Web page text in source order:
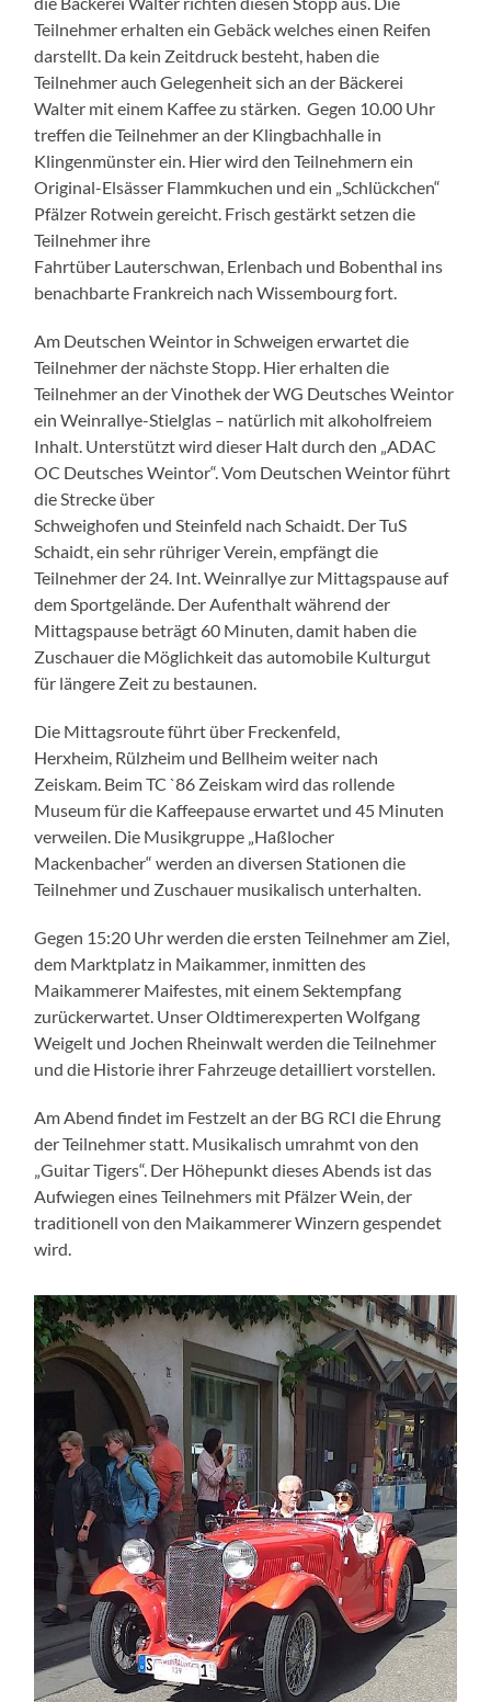
Teilnehmer erhalten ein Gebäck welches einen Reifen
darstellt. Da kein Zeitdruck besteht, haben die
Teilnehmer auch Gelegenheit sich an der Bäckerei
Walter mit einem Kaffee zu stärken. Gegen 10.00 Uhr
treffen die Teilnehmer an der Klingbachhalle in
Klingenmünster ein. Hier wird den Teilnehmern ein
Original-Elsässer Flammkuchen und ein „Schlückchen“
Pfälzer Rotwein gereicht. Frisch gestärkt setzen die
Teilnehmer ihre
Fahrtüber Lauterschwan, Erlenbach und Bobenthal ins
benachbarte Frankreich nach Wissembourg fort.
Am Deutschen Weintor in Schweigen erwartet die
Teilnehmer der nächste Stopp. Hier erhalten die
Teilnehmer an der Vinothek der WG Deutsches Weintor
ein Weinrallye-Stielglas – natürlich mit alkoholfreiem
Inhalt. Unterstützt wird dieser Halt durch den „ADAC
OC Deutsches Weintor“. Vom Deutschen Weintor führt
die Strecke über
Schweighofen und Steinfeld nach Schaidt. Der TuS
Schaidt, ein sehr rühriger Verein, empfängt die
Teilnehmer der 24. Int. Weinrallye zur Mittagspause auf
dem Sportgelände. Der Aufenthalt während der
Mittagspause beträgt 60 Minuten, damit haben die
Zuschauer die Möglichkeit das automobile Kulturgut
für längere Zeit zu bestaunen.
Die Mittagsroute führt über Freckenfeld,
Herxheim, Rülzheim und Bellheim weiter nach
Zeiskam. Beim TC `86 Zeiskam wird das rollende
Museum für die Kaffeepause erwartet und 45 Minuten
verweilen. Die Musikgruppe „Haßlocher
Mackenbacher“ werden an diversen Stationen die
Teilnehmer und Zuschauer musikalisch unterhalten.
Gegen 15:20 Uhr werden die ersten Teilnehmer am Ziel,
dem Marktplatz in Maikammer, inmitten des
Maikammerer Maifestes, mit einem Sektempfang
zurückerwartet. Unser Oldtimerexperten Wolfgang
Weigelt und Jochen Rheinwalt werden die Teilnehmer
und die Historie ihrer Fahrzeuge detailliert vorstellen.
Am Abend findet im Festzelt an der BG RCI die Ehrung
der Teilnehmer statt. Musikalisch umrahmt von den
„Guitar Tigers“. Der Höhepunkt dieses Abends ist das
Aufwiegen eines Teilnehmers mit Pfälzer Wein, der
traditionell von den Maikammerer Winzern gespendet
wird.